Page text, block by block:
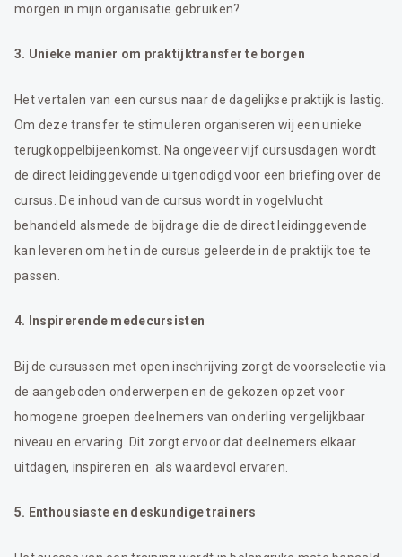
morgen in mijn organisatie gebruiken?
3. Unieke manier om praktijktransfer te borgen
Het vertalen van een cursus naar de dagelijkse praktijk is lastig.
Om deze transfer te stimuleren organiseren wij een unieke
terugkoppelbijeenkomst. Na ongeveer vijf cursusdagen wordt
de direct leidinggevende uitgenodigd voor een briefing over de
cursus. De inhoud van de cursus wordt in vogelvlucht
behandeld alsmede de bijdrage die de direct leidinggevende
kan leveren om het in de cursus geleerde in de praktijk toe te
passen.
4. Inspirerende medecursisten
Bij de cursussen met open inschrijving zorgt de voorselectie via
de aangeboden onderwerpen en de gekozen opzet voor
homogene groepen deelnemers van onderling vergelijkbaar
niveau en ervaring. Dit zorgt ervoor dat deelnemers elkaar
uitdagen, inspireren en als waardevol ervaren.
5. Enthousiaste en deskundige trainers